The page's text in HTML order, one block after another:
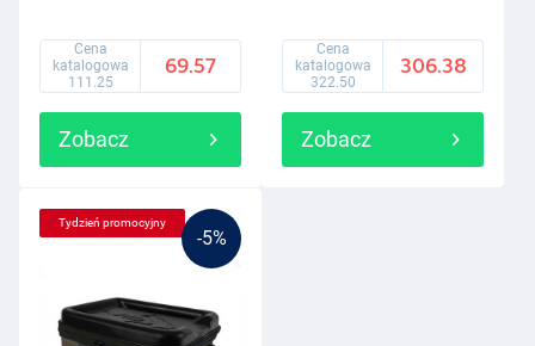
Cena
katalogowa
111.25
69.57
Zobacz
Cena
katalogowa
322.50
306.38
Zobacz
-5%
Tydzień promocyjny